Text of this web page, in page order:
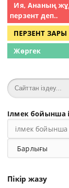
Ия, Ананың
перзент деп..
ПЕРЗЕНТ ЗАРЫ
Жөргек
Ілмек бойынша
Пікір жазу